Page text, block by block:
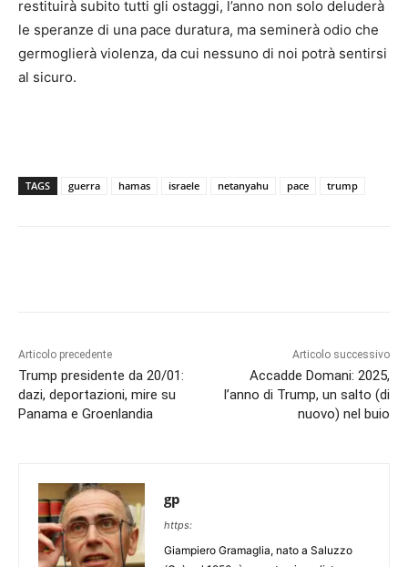
restituirà subito tutti gli ostaggi, l’anno non solo deluderà
le speranze di una pace duratura, ma seminerà odio che
germoglierà violenza, da cui nessuno di noi potrà sentirsi
al sicuro.
TAGS guerra hamas israele netanyahu pace trump
Articolo precedente
Trump presidente da 20/01:
dazi, deportazioni, mire su
Panama e Groenlandia
Articolo successivo
Accadde Domani: 2025,
l’anno di Trump, un salto (di
nuovo) nel buio
gp
https:
Giampiero Gramaglia, nato a Saluzzo